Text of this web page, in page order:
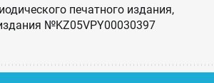
печатного издания,
№KZ05VPY00030397